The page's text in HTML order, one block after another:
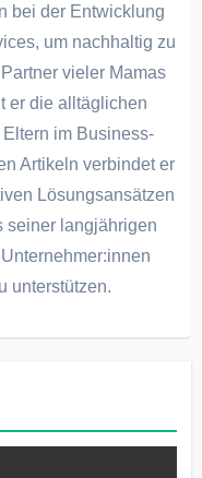
bei der Entwicklung
um nachhaltig zu
vieler Mamas
er die alltäglichen
im Business-
Artikeln verbindet er
Lösungsansätzen
seiner langjährigen
unterstützen.